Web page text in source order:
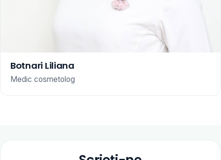
Botnari Liliana
Medic cosmetolog